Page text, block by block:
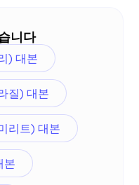
니다
) 대본
질) 대본
리트) 대본
본